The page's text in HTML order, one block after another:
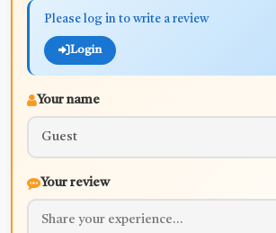
Please log in to write a review
Login
Your name
Your review